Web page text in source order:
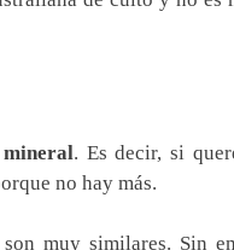
. Es decir, si
no hay más.
muy similares. Sin